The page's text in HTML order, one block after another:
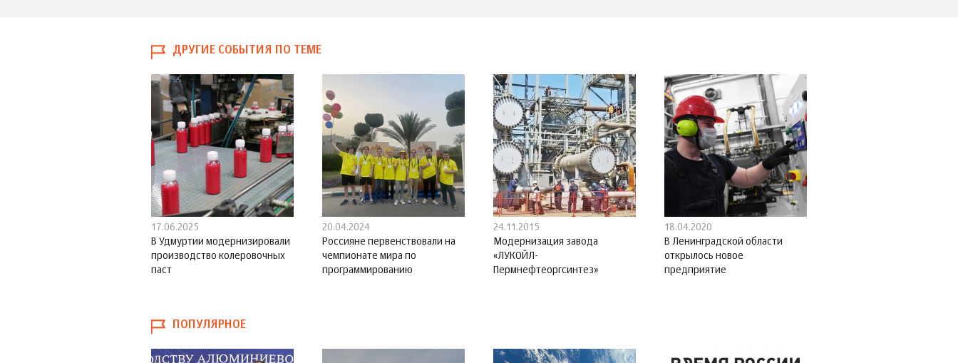
ДРУГИЕ СОБЫТИЯ ПО ТЕМЕ
17.06.2025
В Удмуртии модернизировали
производство колеровочных
паст
20.04.2024
Россияне первенствовали на
чемпионате мира по
программированию
24.11.2015
Модернизация завода
«ЛУКОЙЛ-
Пермнефтеоргсинтез»
18.04.2020
В Ленинградской области
открылось новое
предприятие
ПОПУЛЯРНОЕ